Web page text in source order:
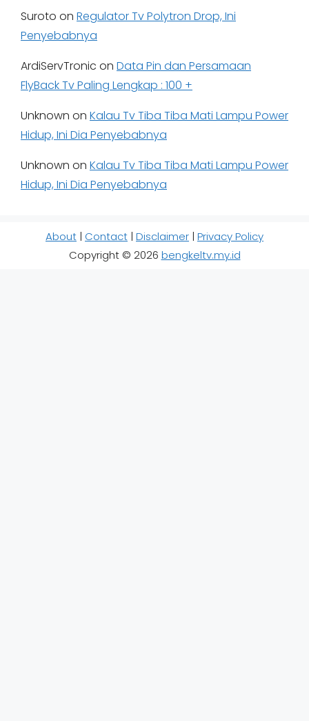
Suroto on Regulator Tv Polytron Drop, Ini
Penyebabnya
ArdiServTronic on Data Pin dan Persamaan
FlyBack Tv Paling Lengkap : 100 +
Unknown on Kalau Tv Tiba Tiba Mati Lampu Power
Hidup, Ini Dia Penyebabnya
Unknown on Kalau Tv Tiba Tiba Mati Lampu Power
Hidup, Ini Dia Penyebabnya
About | Contact | Disclaimer | Privacy Policy
Copyright © 2026 bengkeltv.my.id